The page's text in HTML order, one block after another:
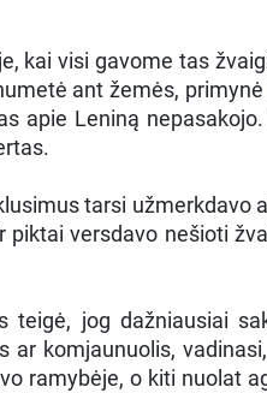
kai visi gavome tas
ant žemės, primynė
apie Leniną
tarsi užmerkdavo
versdavo nešioti
jog dažniausiai
komjaunuolis,
ramybėje, o kiti nuolat